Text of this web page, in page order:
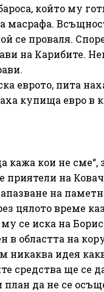
който му
се проваля.
на Карибите.
еврото, пита
купища евро в
кажа кои не
приятели на
на
цялото време
се иска на
в областта на
никаква идея
средства ще се
план да не се